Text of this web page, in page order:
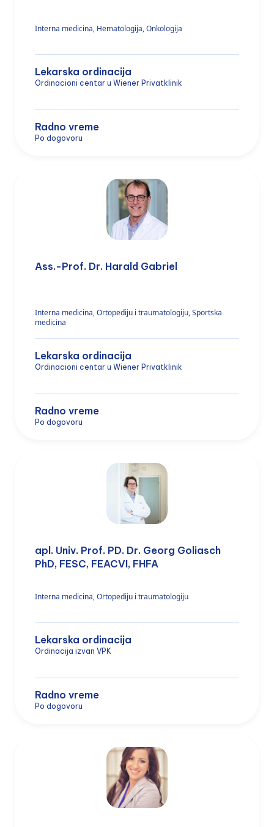
Interna medicina, Hematologija, Onkologija
Lekarska ordinacija
Ordinacioni centar u Wiener Privatklinik
Radno vreme
Po dogovoru
Ass.-Prof. Dr. Harald Gabriel
Interna medicina, Ortopediju i traumatologiju, Sportska
medicina
Lekarska ordinacija
Ordinacioni centar u Wiener Privatklinik
Radno vreme
Po dogovoru
apl. Univ. Prof. PD. Dr. Georg Goliasch
PhD, FESC, FEACVI, FHFA
Interna medicina, Ortopediju i traumatologiju
Lekarska ordinacija
Ordinacija izvan VPK
Radno vreme
Po dogovoru